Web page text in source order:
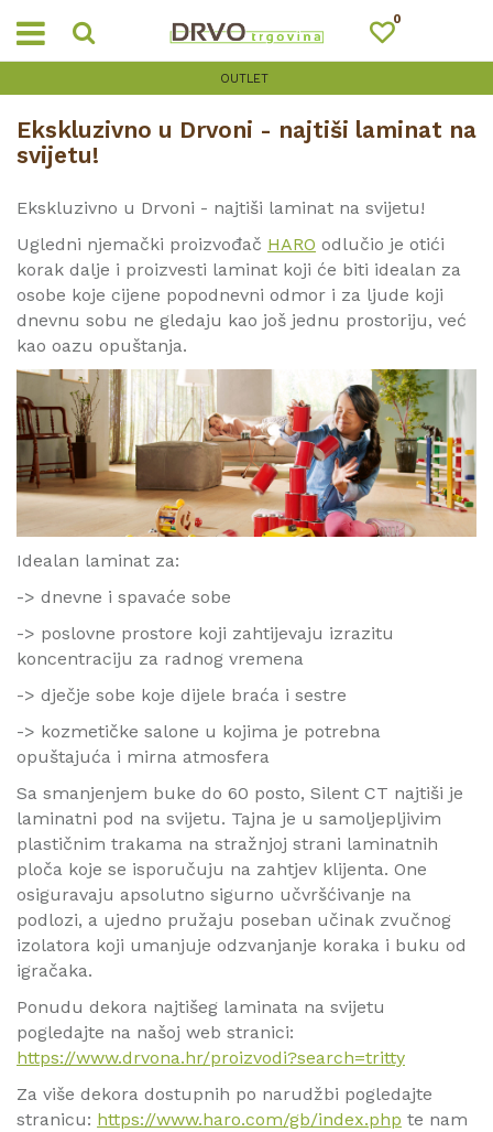
0
OUTLET
Ekskluzivno u Drvoni - najtiši laminat na
svijetu!
Ekskluzivno u Drvoni - najtiši laminat na svijetu!
Ugledni njemački proizvođač HARO odlučio je otići
korak dalje i proizvesti laminat koji će biti idealan za
osobe koje cijene popodnevni odmor i za ljude koji
dnevnu sobu ne gledaju kao još jednu prostoriju, već
kao oazu opuštanja.
Idealan laminat za:
-> dnevne i spavaće sobe
-> poslovne prostore koji zahtijevaju izrazitu
koncentraciju za radnog vremena
-> dječje sobe koje dijele braća i sestre
-> kozmetičke salone u kojima je potrebna
opuštajuća i mirna atmosfera
Sa smanjenjem buke do 60 posto, Silent CT najtiši je
laminatni pod na svijetu. Tajna je u samoljepljivim
plastičnim trakama na stražnjoj strani laminatnih
ploča koje se isporučuju na zahtjev klijenta. One
osiguravaju apsolutno sigurno učvršćivanje na
podlozi, a ujedno pružaju poseban učinak zvučnog
izolatora koji umanjuje odzvanjanje koraka i buku od
igračaka.
Ponudu dekora najtišeg laminata na svijetu
pogledajte na našoj web stranici:
https://www.drvona.hr/proizvodi?search=tritty
Za više dekora dostupnih po narudžbi pogledajte
stranicu: https://www.haro.com/gb/index.php te nam